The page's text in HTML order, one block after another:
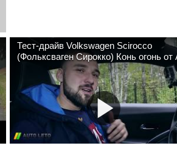
Тест-драйв Volkswagen Scirocco
(Фольксваген Сирокко) Конь огонь от